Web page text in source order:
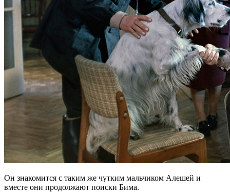
Он знакомится с таким же чутким мальчиком Алешей и
вместе они продолжают поиски Бима.